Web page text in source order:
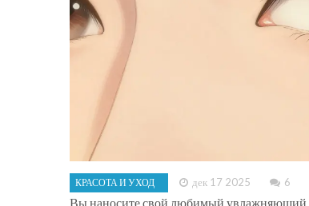
КРАСОТА И УХОД дек 17 2025 6
Вы наносите свой любимый увлажняющий